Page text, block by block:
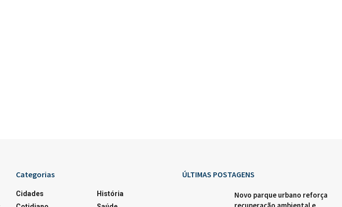
Categorias
Cidades
História
ÚLTIMAS POSTAGENS
Novo parque urbano reforça